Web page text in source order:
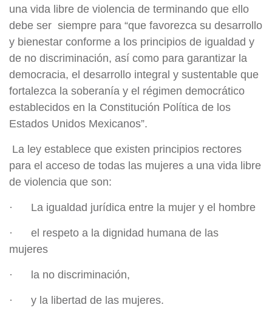
una vida libre de violencia de terminando que ello
debe ser siempre para “que favorezca su desarrollo
y bienestar conforme a los principios de igualdad y
de no discriminación, así como para garantizar la
democracia, el desarrollo integral y sustentable que
fortalezca la soberanía y el régimen democrático
establecidos en la Constitución Política de los
Estados Unidos Mexicanos”.
La ley establece que existen principios rectores
para el acceso de todas las mujeres a una vida libre
de violencia que son:
· La igualdad jurídica entre la mujer y el hombre
· el respeto a la dignidad humana de las
mujeres
· la no discriminación,
· y la libertad de las mujeres.